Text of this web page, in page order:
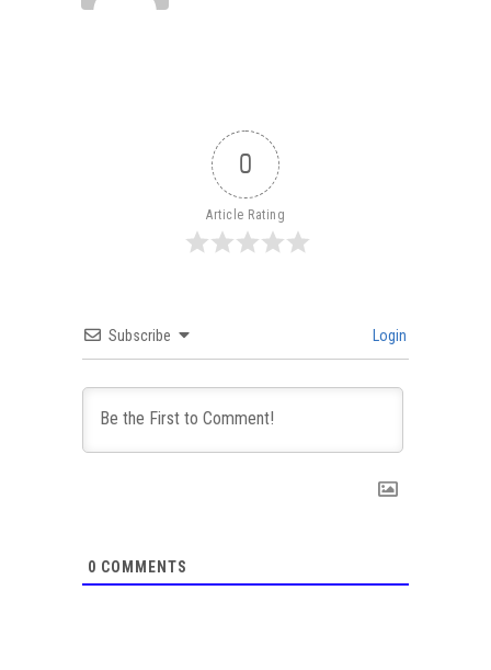
0
Article Rating
Subscribe Login
0 COMMENTS